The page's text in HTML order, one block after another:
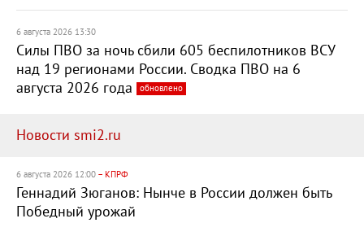
6 августа 2026 13:30
Силы ПВО за ночь сбили 605 беспилотников ВСУ
над 19 регионами России. Сводка ПВО на 6
августа 2026 года
обновлено
Новости smi2.ru
6 августа 2026 12:00 – КПРФ
Геннадий Зюганов: Нынче в России должен быть
Победный урожай